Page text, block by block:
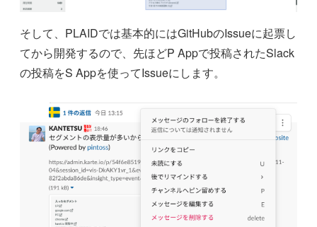
そして、PLAIDでは基本的にはGitHubのIssueに起票し
てから開発するので、先ほどP Appで投稿されたSlack
の投稿をS Appを使ってIssueにします。